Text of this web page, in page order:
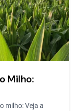
Milho:
milho: Veja a